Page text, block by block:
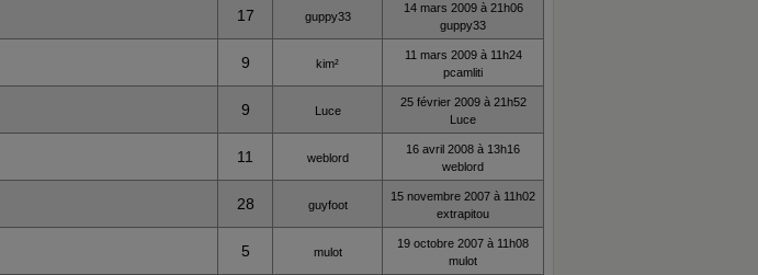
17 guppy33
14 mars 2009 à 21h06
guppy33
9 kim²
11 mars 2009 à 11h24
pcamliti
9 Luce
25 février 2009 à 21h52
Luce
11 weblord
16 avril 2008 à 13h16
weblord
28 guyfoot
15 novembre 2007 à 11h02
extrapitou
5 mulot
19 octobre 2007 à 11h08
mulot